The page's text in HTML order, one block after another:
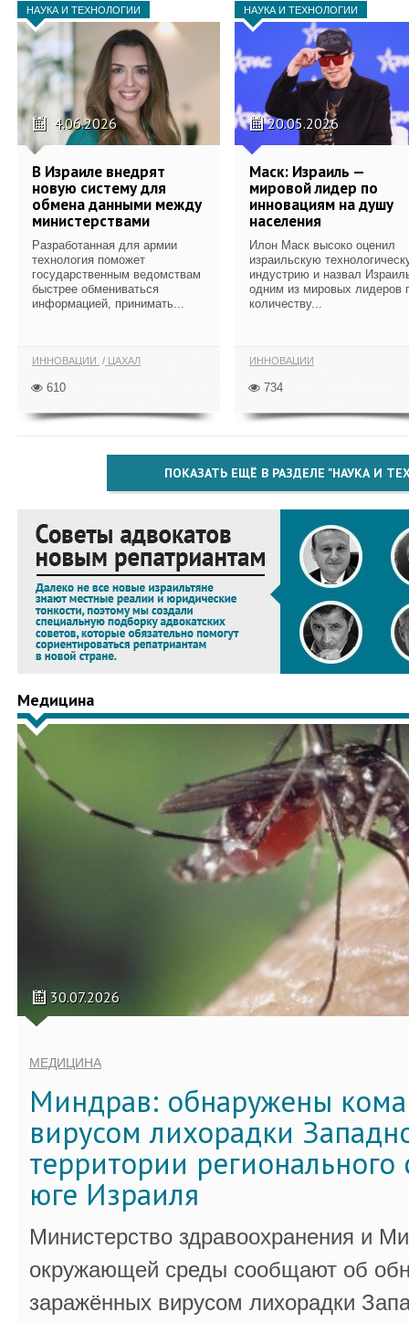
НАУКА И ТЕХНОЛОГИИ
4.06.2026
В Израиле внедрят
новую систему для
обмена данными между
министерствами
Разработанная для армии
технология поможет
государственным ведомствам
быстрее обмениваться
информацией, принимать...
ИННОВАЦИИ ЦАХАЛ
610
НАУКА И ТЕХНОЛОГИИ
20.05.2026
Маск: Израиль —
мировой лидер по
инновациям на душу
населения
Илон Маск высоко оценил
израильскую
индустрию и назвал
одним из мировых лидеров
количеству...
ИННОВАЦИИ
734
ПОКАЗАТЬ ЕЩЁ В РАЗДЕЛЕ "НАУКА И
Медицина
30.07.2026
МЕДИЦИНА
Миндрав: обнаружены
вирусом лихорадки
территории регионального
юге Израиля
Министерство здравоохранения и
окружающей среды сообщают об
заражённых вирусом лихорадки